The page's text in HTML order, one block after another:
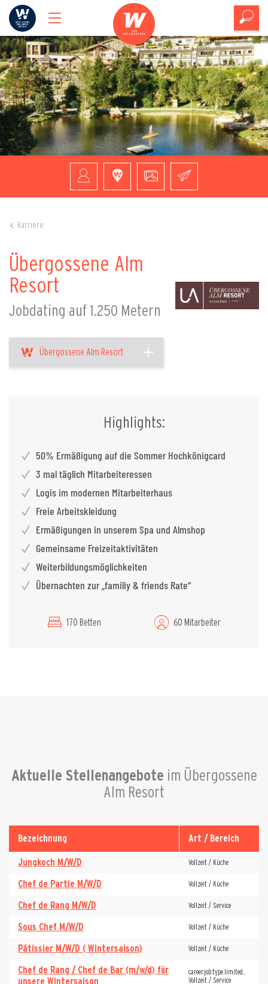
Karriere
Übergossene Alm
Resort
Jobdating auf 1.250 Metern
Übergossene Alm Resort
Highlights:
50% Ermäßigung auf die Sommer Hochkönigcard
3 mal täglich Mitarbeiteressen
Logis im modernen Mitarbeiterhaus
Freie Arbeitskleidung
Ermäßigungen in unserem Spa und Almshop
Gemeinsame Freizeitaktivitäten
Weiterbildungsmöglichkeiten
Übernachten zur „familiy & friends Rate“
170 Betten 60 Mitarbeiter
Aktuelle Stellenangebote im Übergossene
Alm Resort
Bezeichnung Art / Bereich
Jungkoch M/W/D Vollzeit / Küche
Chef de Partie M/W/D Vollzeit / Küche
Chef de Rang M/W/D Vollzeit / Service
Sous Chef M/W/D Vollzeit / Küche
Pâtissier M/W/D ( Wintersaison) Vollzeit / Küche
Chef de Rang / Chef de Bar (m/w/d) für
unsere Wintersaison
career.job.type.limited,
Vollzeit / Service